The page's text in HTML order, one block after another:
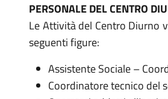
PERSONALE DEL CENTRO
Le Attività del Centro Diurno
seguenti figure:
Assistente Sociale –
Coordinatore tecnico del